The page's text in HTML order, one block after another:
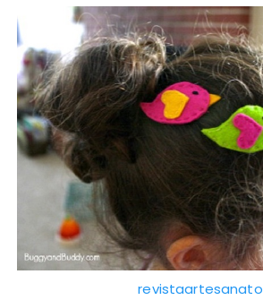
revistaartesanato